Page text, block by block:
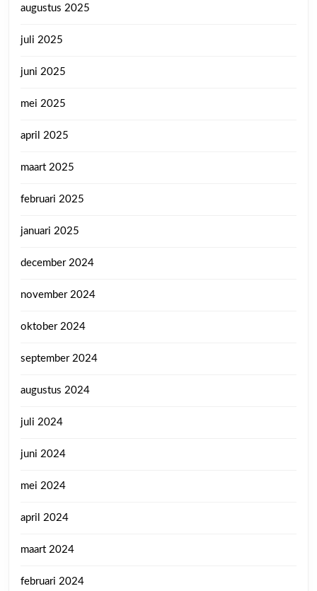
augustus 2025
juli 2025
juni 2025
mei 2025
april 2025
maart 2025
februari 2025
januari 2025
december 2024
november 2024
oktober 2024
september 2024
augustus 2024
juli 2024
juni 2024
mei 2024
april 2024
maart 2024
februari 2024